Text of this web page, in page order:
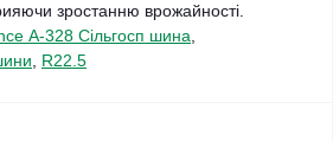
зростанню врожайності.
А-328 Сільгосп шина
R22.5